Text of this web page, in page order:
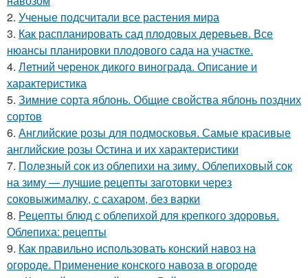
2. Ученые подсчитали все растения мира
3. Как распланировать сад плодовых деревьев. Все
нюансы планировки плодового сада на участке.
4. Летний черенок дикого винограда. Описание и
характеристика
5. Зимние сорта яблонь. Общие свойства яблонь поздних
сортов
6. Английские розы для подмосковья. Самые красивые
английские розы Остина и их характеристики
7. Полезный сок из облепихи на зиму. Облепиховый сок
на зиму — лучшие рецепты заготовки через
соковыжималку, с сахаром, без варки
8. Рецепты блюд с облепихой для крепкого здоровья.
Облепиха: рецепты
9. Как правильно использовать конский навоз на
огороде. Применение конского навоза в огороде